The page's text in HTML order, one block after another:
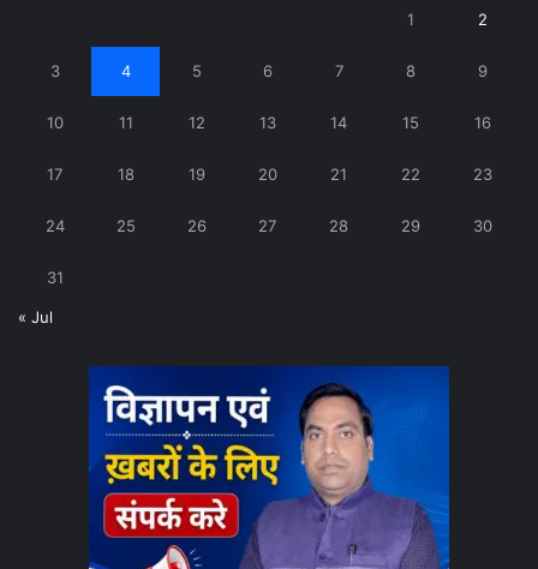
1 2
3 4 5 6 7 8 9
10 11 12 13 14 15 16
17 18 19 20 21 22 23
24 25 26 27 28 29 30
31
« Jul